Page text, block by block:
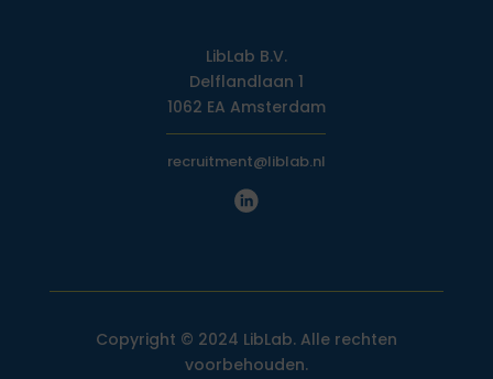
LibLab B.V.
Delflandlaan 1
1062 EA Amsterdam
recruitment@liblab.nl
Copyright © 2024 LibLab. Alle rechten
voorbehouden.